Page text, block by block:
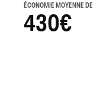
ÉCONOMIE MOYENNE DE
430€